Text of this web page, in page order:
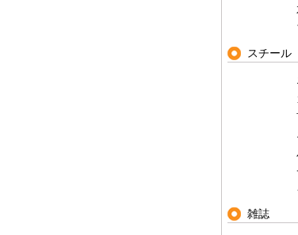
スチール
雑誌